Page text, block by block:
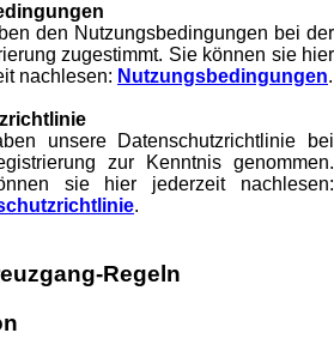
den Nutzungsbedingungen bei der
zugestimmt. Sie können sie hier
nachlesen: Nutzungsbedingungen.
unsere Datenschutzrichtlinie bei
zur Kenntnis genommen.
sie hier jederzeit nachlesen:
.
Regeln